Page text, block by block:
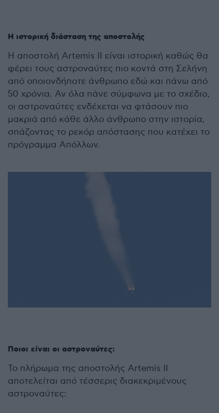
Η ιστορική διάσταση της αποστολής
Η αποστολή Artemis II είναι ιστορική καθώς θα
φέρει τους αστροναύτες πιο κοντά στη Σελήνη
από οποιονδήποτε άνθρωπο εδώ και πάνω από
50 χρόνια. Αν όλα πάνε σύμφωνα με το σχέδιο,
οι αστροναύτες ενδέχεται να φτάσουν πιο
μακριά από κάθε άλλο άνθρωπο στην ιστορία,
σπάζοντας το ρεκόρ απόστασης που κατέχει το
πρόγραμμα Απόλλων.
Ποιοι είναι οι αστροναύτες:
Το πλήρωμα της αποστολής Artemis II
αποτελείται από τέσσερις διακεκριμένους
αστροναύτες: